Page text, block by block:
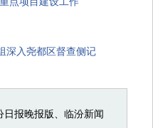
深入尧都区督查侧记
报晚报版、临汾新闻